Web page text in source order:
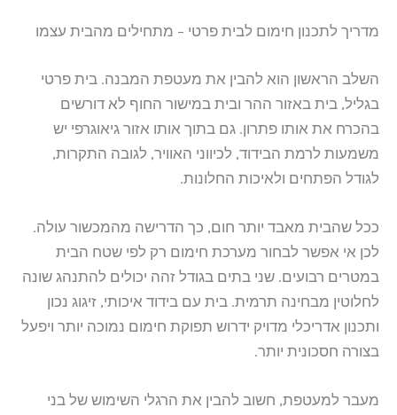
מדריך לתכנון חימום לבית פרטי – מתחילים מהבית עצמו
השלב הראשון הוא להבין את מעטפת המבנה. בית פרטי
בגליל, בית באזור ההר ובית במישור החוף לא דורשים
בהכרח את אותו פתרון. גם בתוך אותו אזור גיאוגרפי יש
משמעות לרמת הבידוד, לכיווני האוויר, לגובה התקרות,
לגודל הפתחים ולאיכות החלונות.
ככל שהבית מאבד יותר חום, כך הדרישה מהמכשור עולה.
לכן אי אפשר לבחור מערכת חימום רק לפי שטח הבית
במטרים רבועים. שני בתים בגודל זהה יכולים להתנהג שונה
לחלוטין מבחינה תרמית. בית עם בידוד איכותי, זיגוג נכון
ותכנון אדריכלי מדויק ידרוש תפוקת חימום נמוכה יותר ויפעל
בצורה חסכונית יותר.
מעבר למעטפת, חשוב להבין את הרגלי השימוש של בני